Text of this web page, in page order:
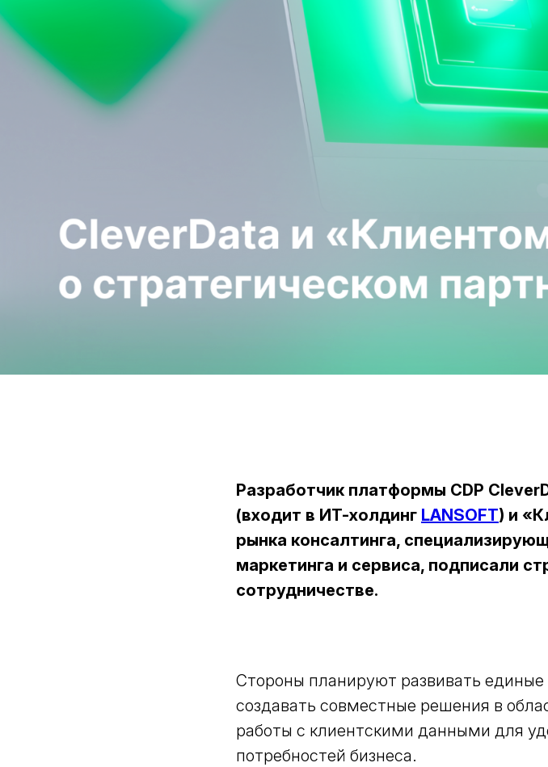
Разработчик платформы CDP
(входит в ИТ-холдинг LANSOFT) и
рынка консалтинга,
маркетинга и сервиса, подписали
сотрудничестве.
Стороны планируют развивать
создавать совместные решения в
работы с клиентскими данными для
потребностей бизнеса.